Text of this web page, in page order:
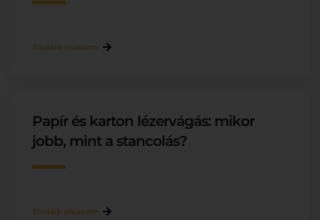
Tovább olvasom
Papír és karton lézervágás: mikor
jobb, mint a stancolás?
Tovább olvasom